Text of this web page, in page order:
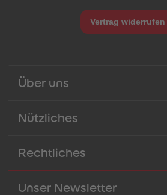
Vertrag widerrufen
Über uns
Nützliches
Rechtliches
Unser Newsletter